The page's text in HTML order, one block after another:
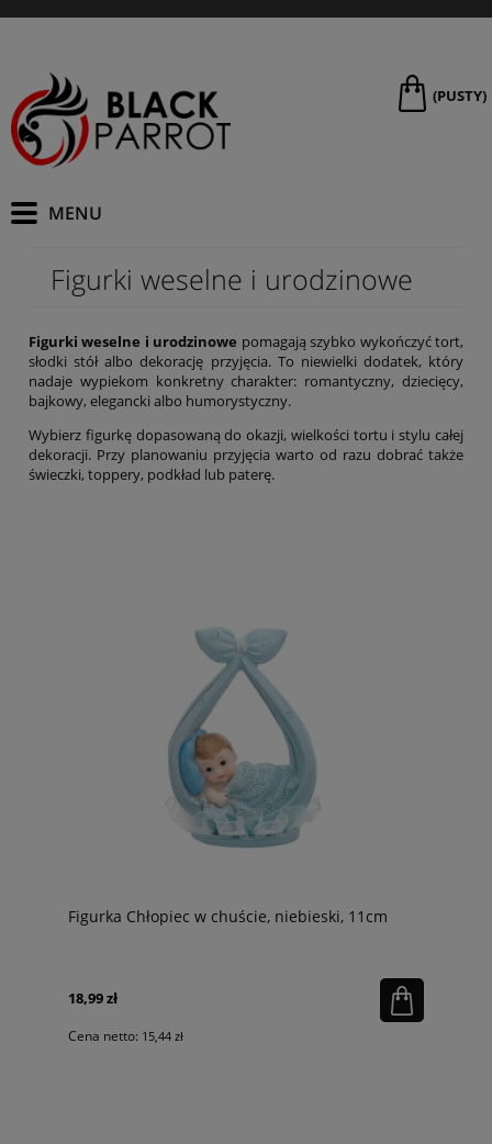
(PUSTY)
Figurki weselne i urodzinowe
Figurki weselne i urodzinowe pomagają szybko wykończyć tort,
słodki stół albo dekorację przyjęcia. To niewielki dodatek, który
nadaje wypiekom konkretny charakter: romantyczny, dziecięcy,
bajkowy, elegancki albo humorystyczny.
Wybierz figurkę dopasowaną do okazji, wielkości tortu i stylu całej
dekoracji. Przy planowaniu przyjęcia warto od razu dobrać także
świeczki, toppery, podkład lub paterę.
Figurka Chłopiec w chuście, niebieski, 11cm
18,99 zł
Cena netto: 15,44 zł